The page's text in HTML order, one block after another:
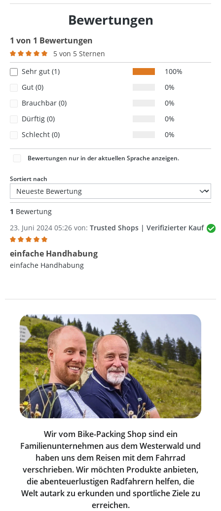
Bewertungen
1 von 1 Bewertungen
Durchschnittliche Bewertung von 5 von 5 Sternen
5 von 5 Sternen
Sehr gut (1)
100%
Gut (0)
0%
Brauchbar (0)
0%
Dürftig (0)
0%
Schlecht (0)
0%
Bewertungen nur in der aktuellen Sprache anzeigen.
Sortiert nach
1 Bewertung
23. Juni 2024 05:26 von: Trusted Shops | Verifizierter Kauf
Bewertung mit 5 von 5 Sternen
einfache Handhabung
einfache Handhabung
Wir vom Bike-Packing Shop sind ein
Familienunternehmen aus dem Westerwald und
haben uns dem Reisen mit dem Fahrrad
verschrieben. Wir möchten Produkte anbieten,
die abenteuerlustigen Radfahrern helfen, die
Welt autark zu erkunden und sportliche Ziele zu
erreichen.